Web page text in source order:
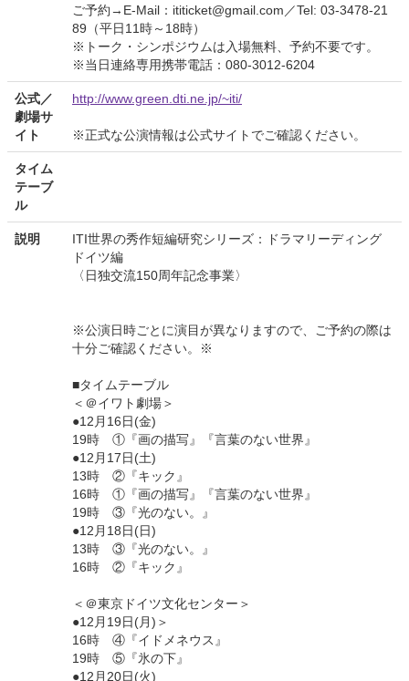
ご予約→E-Mail：ititicket@gmail.com／Tel: 03-3478-21
89（平日11時～18時）
※トーク・シンポジウムは入場無料、予約不要です。
※当日連絡専用携帯電話：080-3012-6204
公式／
劇場サ
イト
http://www.green.dti.ne.jp/~iti/
※正式な公演情報は公式サイトでご確認ください。
タイム
テーブ
ル
説明
ITI世界の秀作短編研究シリーズ：ドラマリーディング
ドイツ編
〈日独交流150周年記念事業〉
※公演日時ごとに演目が異なりますので、ご予約の際は
十分ご確認ください。※
■タイムテーブル
＜＠イワト劇場＞
●12月16日(金)
19時 ①『画の描写』『言葉のない世界』
●12月17日(土)
13時 ②『キック』
16時 ①『画の描写』『言葉のない世界』
19時 ③『光のない。』
●12月18日(日)
13時 ③『光のない。』
16時 ②『キック』
＜＠東京ドイツ文化センター＞
●12月19日(月)＞
16時 ④『イドメネウス』
19時 ⑤『氷の下』
●12月20日(火)